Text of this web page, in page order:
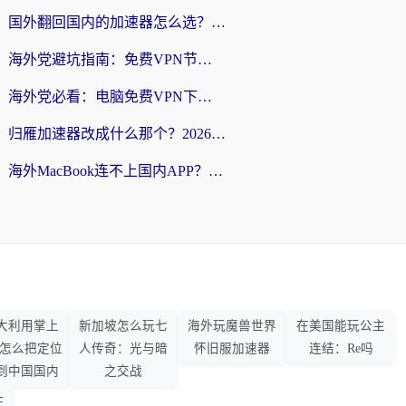
国外翻回国内的加速器怎么选？海外党亲测实用指南，告别地域限制
海外党避坑指南：免费VPN节点真的靠谱吗？教你选对回国加速器无缝访问国内资源
海外党必看：电脑免费VPN下载指南+回国加速器选择全攻略，告别地区限制
归雁加速器改成什么那个？2026海外党回国加速全攻略：告别地区限制，轻松刷剧玩游戏
海外MacBook连不上国内APP？选对回国VPN，告别地区限制的烦恼
利用掌上
么把定位
中国国内
新加坡怎么玩七
人传奇：光与暗
之交战
海外玩魔兽世界
怀旧服加速器
在美国能玩公主
连结：Re吗